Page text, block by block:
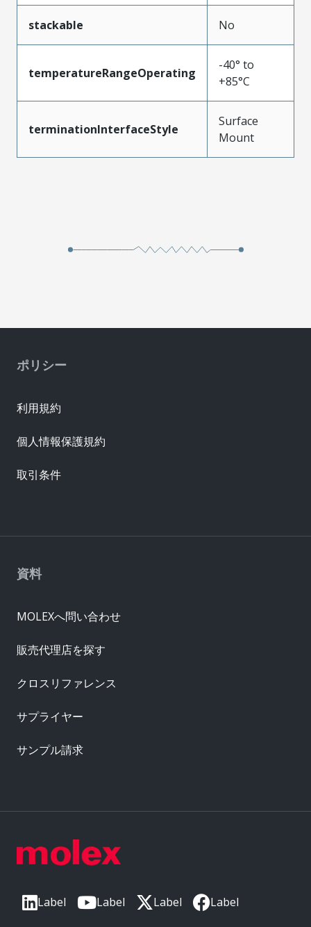
stackable No
temperatureRangeOperating
-40° to
+85°C
terminationInterfaceStyle
Surface
Mount
Label Label Label Label
資料
MOLEXへ問い合わせ
販売代理店を探す
クロスリファレンス
サプライヤー
サンプル請求
ポリシー
利用規約
個人情報保護規約
取引条件